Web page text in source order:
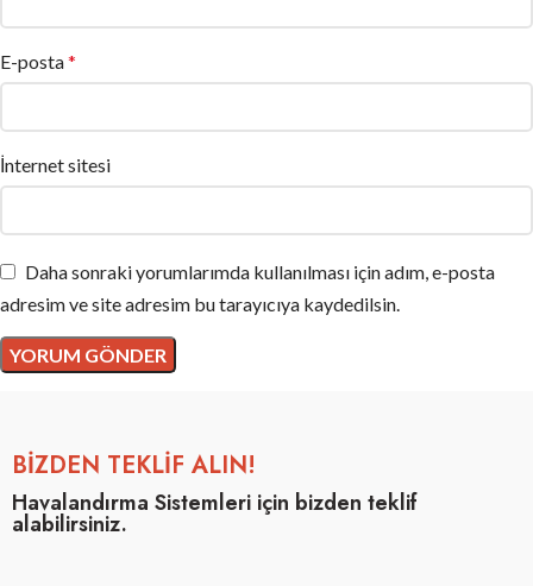
E-posta*
İnternet sitesi
Daha sonraki yorumlarımda kullanılması için adım, e-posta
adresim ve site adresim bu tarayıcıya kaydedilsin.
BİZDEN TEKLİF ALIN!
Havalandırma Sistemleri için bizden teklif
alabilirsiniz.